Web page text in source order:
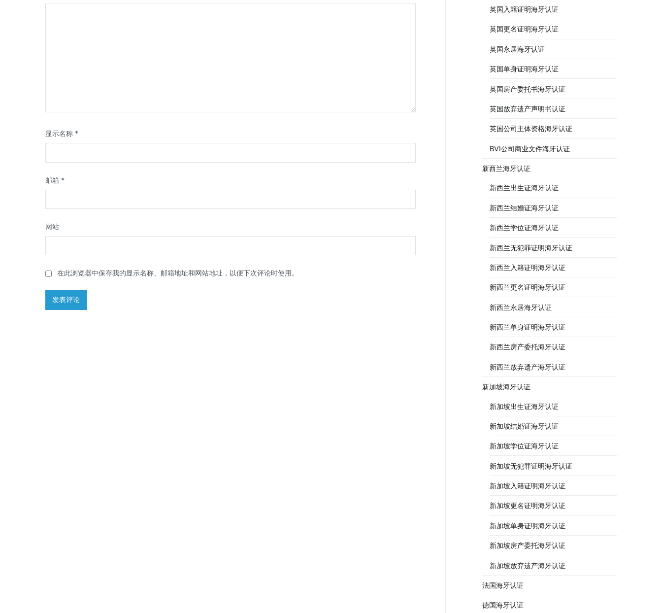
显示名称 *
邮箱 *
网站
在此浏览器中保存我的显示名称、邮箱地址和网站地址，以便下次评论时使用。
英国入籍证明海牙认证
英国更名证明海牙认证
英国永居海牙认证
英国单身证明海牙认证
英国房产委托书海牙认证
英国放弃遗产声明书认证
英国公司主体资格海牙认证
BVI公司商业文件海牙认证
新西兰海牙认证
新西兰出生证海牙认证
新西兰结婚证海牙认证
新西兰学位证海牙认证
新西兰无犯罪证明海牙认证
新西兰入籍证明海牙认证
新西兰更名证明海牙认证
新西兰永居海牙认证
新西兰单身证明海牙认证
新西兰房产委托海牙认证
新西兰放弃遗产海牙认证
新加坡海牙认证
新加坡出生证海牙认证
新加坡结婚证海牙认证
新加坡学位证海牙认证
新加坡无犯罪证明海牙认证
新加坡入籍证明海牙认证
新加坡更名证明海牙认证
新加坡单身证明海牙认证
新加坡房产委托海牙认证
新加坡放弃遗产海牙认证
法国海牙认证
德国海牙认证